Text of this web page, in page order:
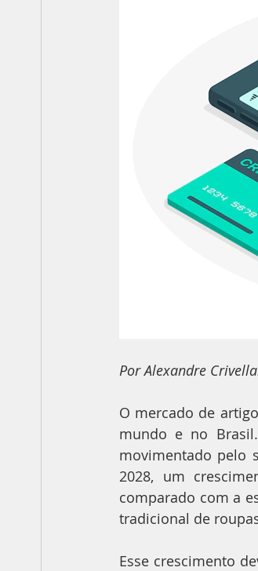
Por Alexandre
O mercado de
mundo e no
movimentado pelo
2028, um
comparado com a
tradicional de
Esse crescimento